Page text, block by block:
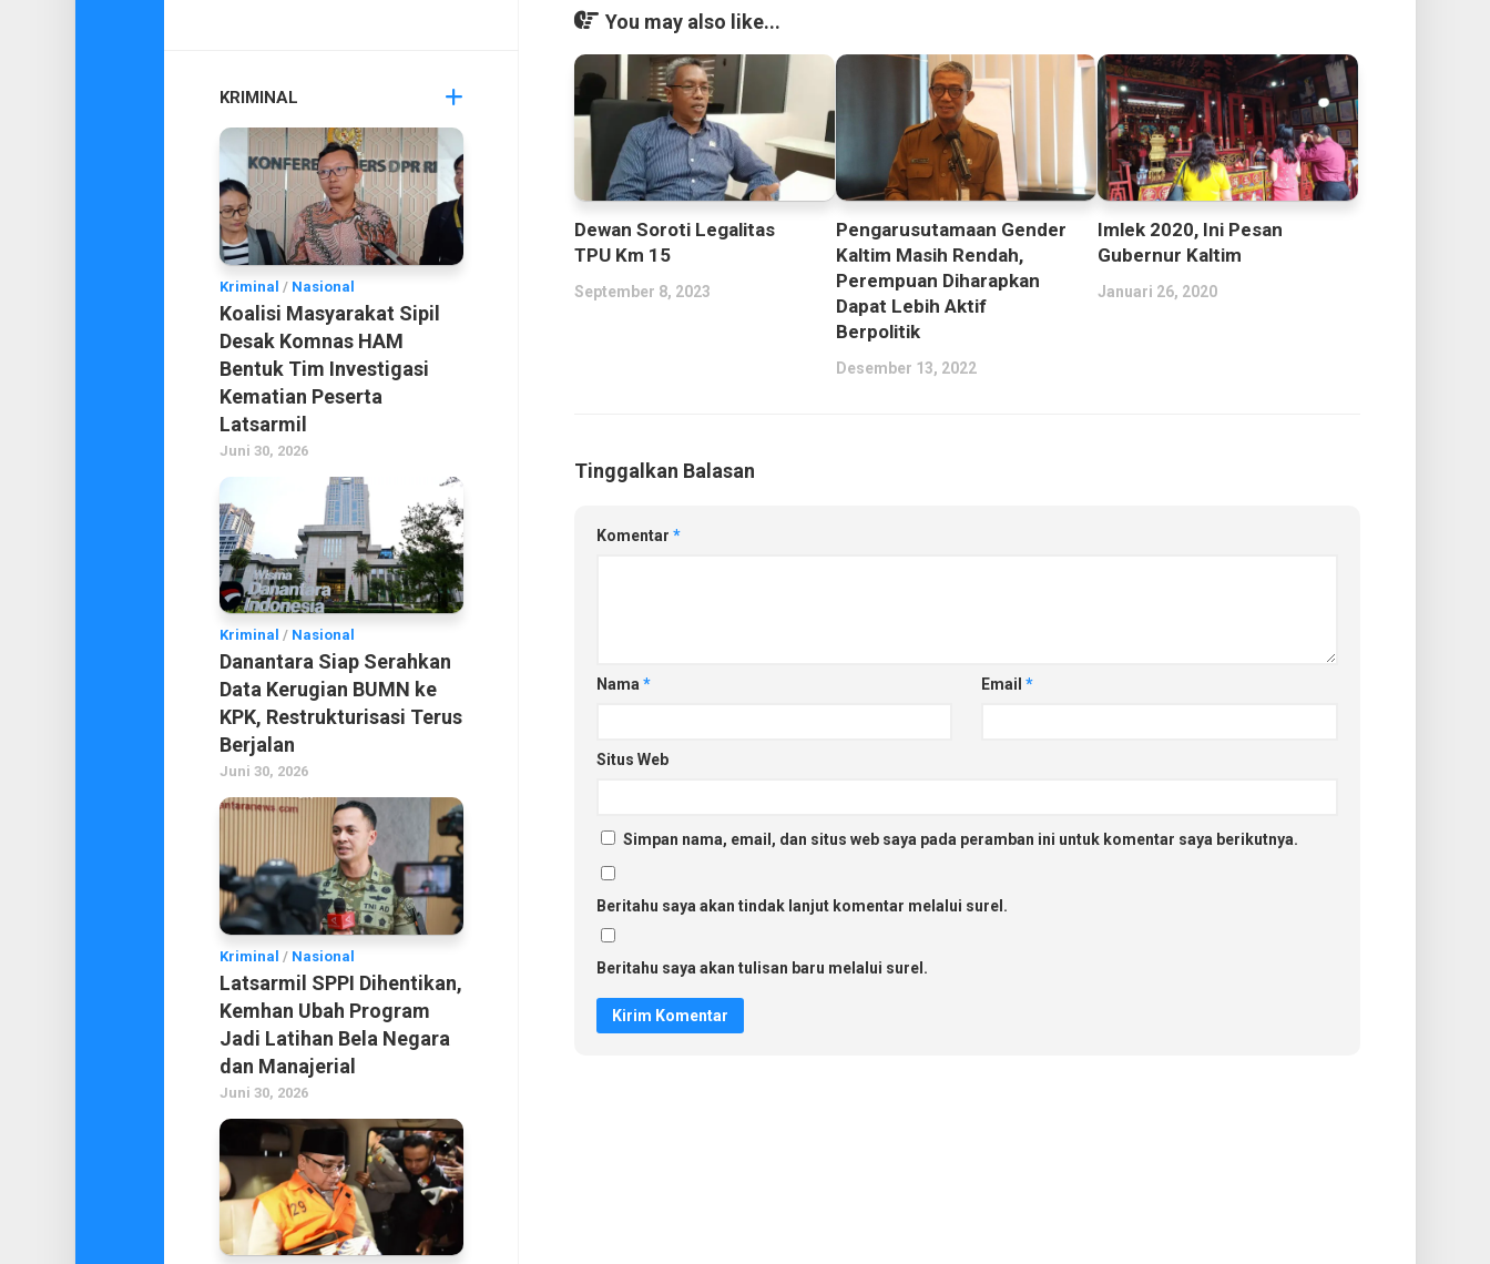
You may also like...
Dewan Soroti Legalitas
TPU Km 15
September 8, 2023
Pengarusutamaan Gender
Kaltim Masih Rendah,
Perempuan Diharapkan
Dapat Lebih Aktif
Berpolitik
Desember 13, 2022
Imlek 2020, Ini Pesan
Gubernur Kaltim
Januari 26, 2020
Tinggalkan Balasan
Komentar *
Nama* Email*
Situs Web
Simpan nama, email, dan situs web saya pada peramban ini untuk komentar saya berikutnya.
Beritahu saya akan tindak lanjut komentar melalui surel.
Beritahu saya akan tulisan baru melalui surel.
KRIMINAL
Kriminal / Nasional
Koalisi Masyarakat Sipil
Desak Komnas HAM
Bentuk Tim Investigasi
Kematian Peserta
Latsarmil
Juni 30, 2026
Kriminal / Nasional
Danantara Siap Serahkan
Data Kerugian BUMN ke
KPK, Restrukturisasi Terus
Berjalan
Juni 30, 2026
Kriminal / Nasional
Latsarmil SPPI Dihentikan,
Kemhan Ubah Program
Jadi Latihan Bela Negara
dan Manajerial
Juni 30, 2026